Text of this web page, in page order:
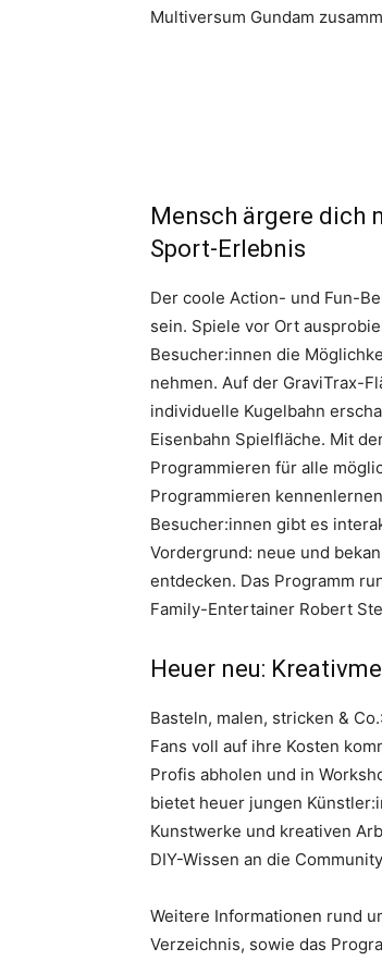
Multiversum Gundam
Mensch ärgere dich
Sport-Erlebnis
Der coole Action- und Fun-
sein. Spiele vor Ort
Besucher:innen die
nehmen. Auf der GraviTrax-
individuelle Kugelbahn
Eisenbahn Spielfläche. Mit
Programmieren für alle
Programmieren
Besucher:innen gibt es
Vordergrund: neue und
entdecken. Das Programm
Family-Entertainer Robert
Heuer neu:
Basteln, malen, stricken &
Fans voll auf ihre Kosten
Profis abholen und in
bietet heuer jungen
Kunstwerke und kreativen
DIY-Wissen an die
Weitere Informationen rund
Verzeichnis, sowie das